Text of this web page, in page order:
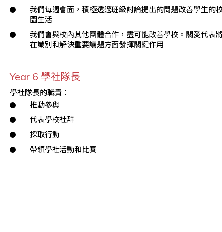
我們每週會面，積極透過班級討論提出的問題改善學生的
園生活
我們會與校內其他團體合作，盡可能改善學校。關愛代表
在識別和解決重要議題方面發揮關鍵作用
Year 6 學社隊長
學社隊長的職責：
推動參與
代表學校社群
採取行動
帶領學社活動和比賽